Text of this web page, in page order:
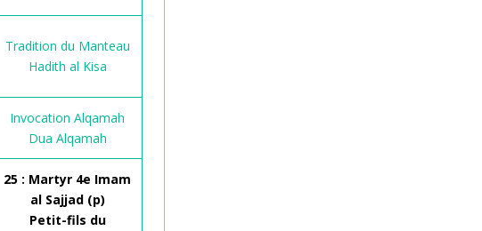
Tradition du Manteau
Hadith al Kisa
Invocation Alqamah
Dua Alqamah
25 : Martyr 4e Imam
al Sajjad (p)
Petit-fils du